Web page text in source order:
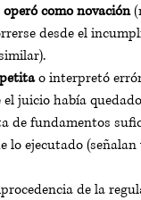
operó como novación
desde el
o interpretó
juicio había
de fundamentos
lo ejecutado
de la